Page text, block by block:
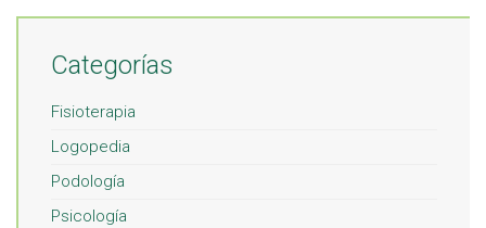
Categorías
Fisioterapia
Logopedia
Podología
Psicología